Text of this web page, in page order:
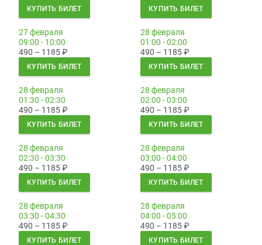
КУПИТЬ БИЛЕТ КУПИТЬ БИЛЕТ
27 февраля
09:00 - 10:00
490 – 1185₽
КУПИТЬ БИЛЕТ
28 февраля
01:00 - 02:00
490 – 1185₽
КУПИТЬ БИЛЕТ
28 февраля
01:30 - 02:30
490 – 1185₽
КУПИТЬ БИЛЕТ
28 февраля
02:00 - 03:00
490 – 1185₽
КУПИТЬ БИЛЕТ
28 февраля
02:30 - 03:30
490 – 1185₽
КУПИТЬ БИЛЕТ
28 февраля
03:00 - 04:00
490 – 1185₽
КУПИТЬ БИЛЕТ
28 февраля
03:30 - 04:30
490 – 1185₽
КУПИТЬ БИЛЕТ
28 февраля
04:00 - 05:00
490 – 1185₽
КУПИТЬ БИЛЕТ